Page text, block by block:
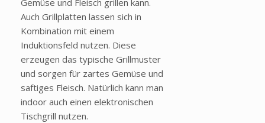
Gemüse und Fleisch grillen kann.
Auch Grillplatten lassen sich in
Kombination mit einem
Induktionsfeld nutzen. Diese
erzeugen das typische Grillmuster
und sorgen für zartes Gemüse und
saftiges Fleisch. Natürlich kann man
indoor auch einen elektronischen
Tischgrill nutzen.